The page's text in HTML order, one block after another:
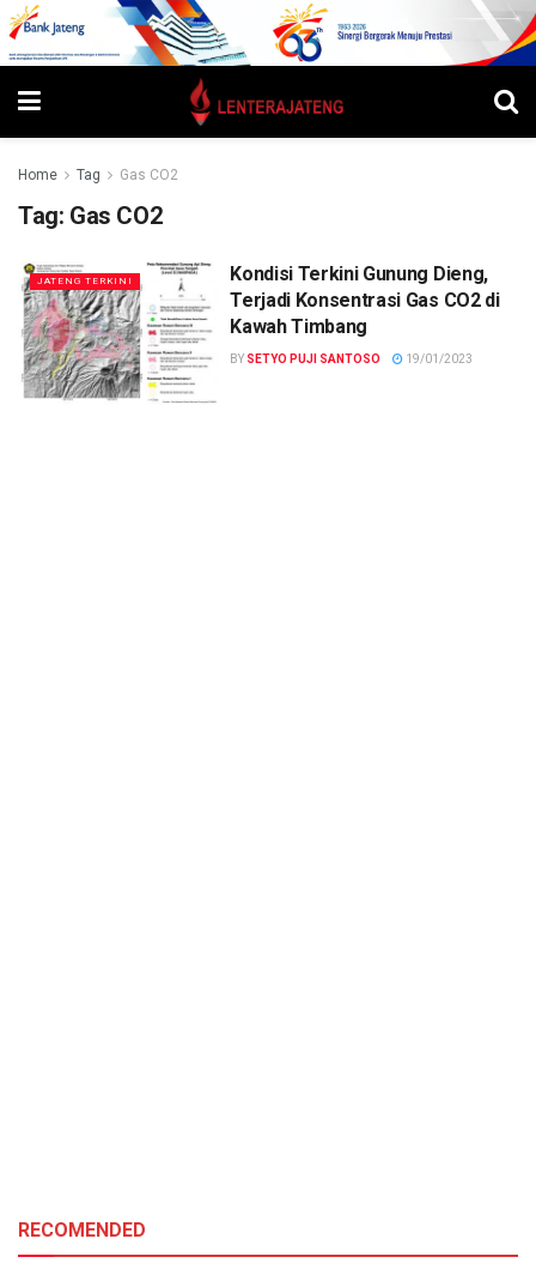
Home Tag Gas CO2
Tag: Gas CO2
JATENG TERKINI
Kondisi Terkini Gunung Dieng,
Terjadi Konsentrasi Gas CO2 di
Kawah Timbang
BY SETYO PUJI SANTOSO 19/01/2023
RECOMENDED